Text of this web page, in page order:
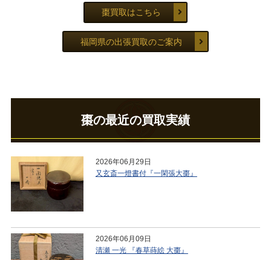
棗買取はこちら
福岡県の出張買取のご案内
棗の最近の買取実績
2026年06月29日
又玄斎一燈書付『一閑張大棗』
2026年06月09日
清瀬 一光 『春草蒔絵 大棗』